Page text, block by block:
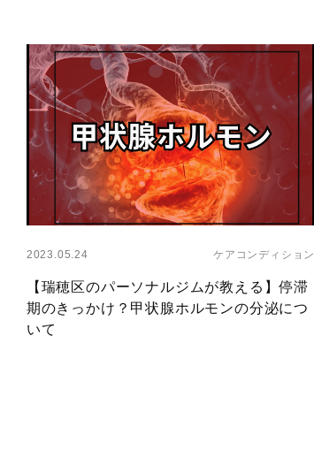
Layer
2023.05.24 ケアコンディション
【瑞穂区のパーソナルジムが教える】停滞
期のきっかけ？甲状腺ホルモンの分泌につ
いて